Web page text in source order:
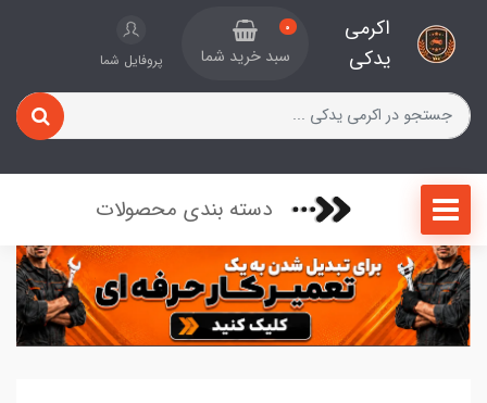
اکرمی
یدکی
0
سبد خرید شما پروفایل شما
دسته بندی محصولات